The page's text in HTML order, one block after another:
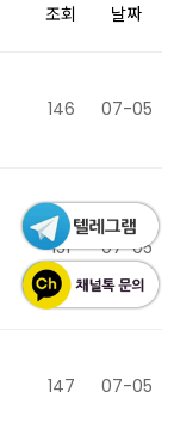
조회 날짜
146 07-05
151 07-05
147 07-05